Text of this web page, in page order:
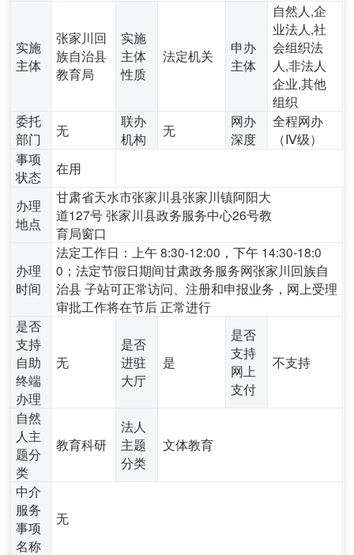
实施
主体
张家川回
族自治县
教育局
实施
主体
性质
法定机关
申办
主体
自然人,企
业法人,社
会组织法
人,非法人
企业,其他
组织
委托
部门
无
联办
机构
无
网办
深度
全程网办
（Ⅳ级）
事项
状态
在用
办理
地点
甘肃省天水市张家川县张家川镇阿阳大
道127号 张家川县政务服务中心26号教
育局窗口
办理
时间
法定工作日：上午 8:30-12:00，下午 14:30-18:0
0；法定节假日期间甘肃政务服务网张家川回族自
治县 子站可正常访问、注册和申报业务，网上受理
审批工作将在节后 正常进行
是否
支持
自助
终端
办理
无
是否
进驻
大厅
是
是否
支持
网上
支付
不支持
自然
人主
题分
类
教育科研
法人
主题
分类
文体教育
中介
服务
事项
名称
无